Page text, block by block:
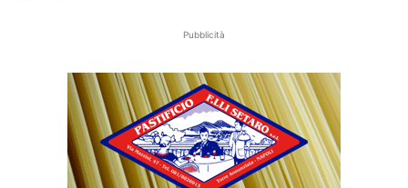
Pubblicità